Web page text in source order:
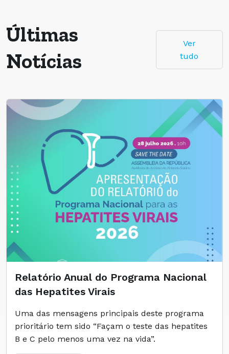
Últimas
Notícias
Ver
tudo
Relatório Anual do Programa Nacional
das Hepatites Virais
Uma das mensagens principais deste programa
prioritário tem sido “Façam o teste das hepatites
B e C pelo menos uma vez na vida”.